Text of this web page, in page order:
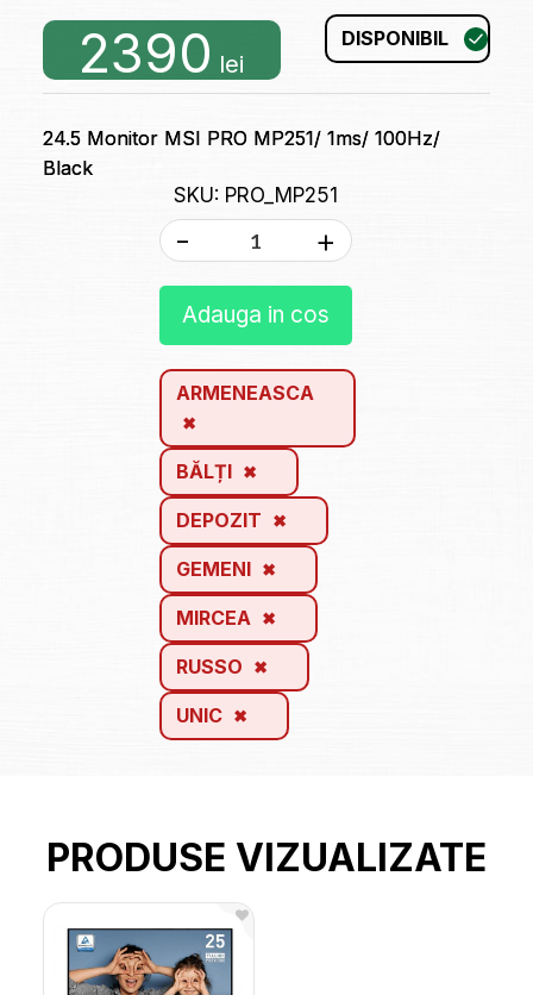
2390 lei
DISPONIBIL
24.5 Monitor MSI PRO MP251/ 1ms/ 100Hz/
Black
SKU: PRO_MP251
- +
Adauga in cos
ARMENEASCA
BĂLȚI
DEPOZIT
GEMENI
MIRCEA
RUSSO
UNIC
PRODUSE VIZUALIZATE